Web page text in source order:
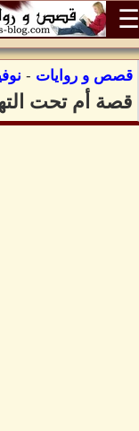
☰
قصص و روايات -
قصة أم تحت